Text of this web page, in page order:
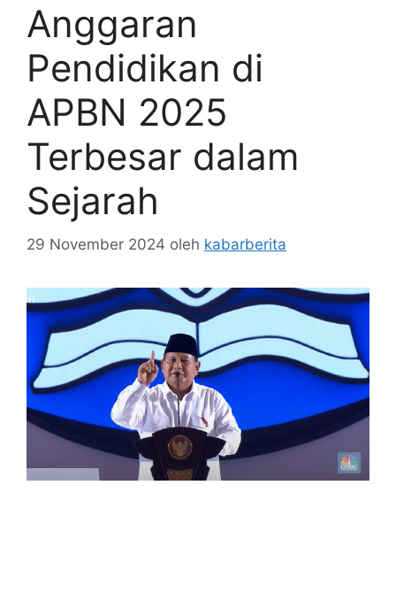
Anggaran
Pendidikan di
APBN 2025
Terbesar dalam
Sejarah
29 November 2024 oleh kabarberita